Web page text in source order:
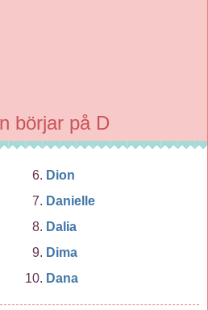
börjar på D
Dion
Danielle
Dalia
Dima
Dana